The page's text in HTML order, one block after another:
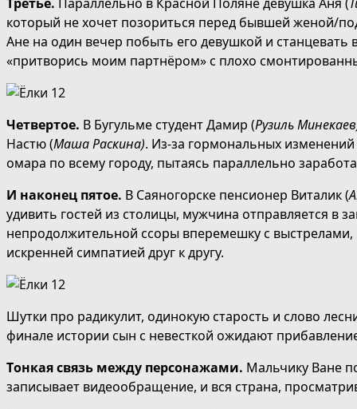
который не хочет позориться перед бывшей женой/
Ане на один вечер побыть его девушкой и
«притворись моим партнёром» с плохо
Четвертое. В Бугульме студент Дамир (Рузиль
Настю (Маша Раскина). Из-за гормональных
омара по всему городу, пытаясь параллельно
И наконец пятое. В Саяногорске пенсионер Виталик (
удивить гостей из столицы, мужчина отправляется в
непродолжительной ссоры вперемешку с
искренней симпатией друг к другу.
Шутки про радикулит, одинокую старость и слово
финале истории сын с невесткой ожидают
Тонкая связь между персонажами. Мальчику Ване
записывает видеообращение, и вся страна,